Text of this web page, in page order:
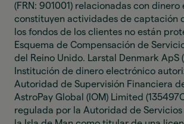
(FRN: 901001) relacionadas con
constituyen actividades de captación
los fondos de los clientes no están
Esquema de Compensación de
del Reino Unido. Larstal Denmark ApS
Institución de dinero electrónico
Autoridad de Supervisión Financiera
AstroPay Global (IOM) Limited
regulada por la Autoridad de